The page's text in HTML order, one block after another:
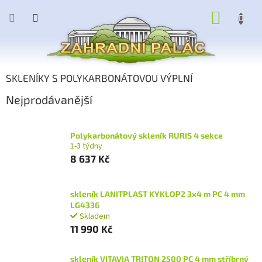
SKLENÍKY S POLYKARBONÁTOVOU VÝPLNÍ
Nejprodávanější
Polykarbonátový skleník RURIS 4 sekce
1-3 týdny
8 637 Kč
skleník LANITPLAST KYKLOP2 3x4 m PC 4 mm
LG4336
Skladem
11 990 Kč
skleník VITAVIA TRITON 2500 PC 4 mm stříbrný